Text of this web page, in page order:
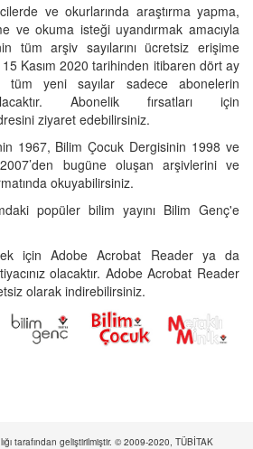
ve okurlarında araştırma yapma,
ve okuma isteği uyandırmak amacıyla
tüm arşiv sayılarını ücretsiz erişime
Kasım 2020 tarihinden itibaren dört ay
tüm yeni sayılar sadece abonelerin
Abonelik fırsatları için
ziyaret edebilirsiniz.
1967, Bilim Çocuk Dergisinin 1998 ve
bugüne oluşan arşivlerini ve
okuyabilirsiniz.
popüler bilim yayını Bilim Genç'e
için Adobe Acrobat Reader ya da
olacaktır. Adobe Acrobat Reader
olarak indirebilirsiniz.
tarafından geliştirilmiştir. © 2009-2020, TÜBİTAK